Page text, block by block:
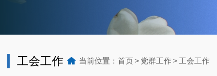
工会工作 当前位置： 首页 党群工作 工会工作